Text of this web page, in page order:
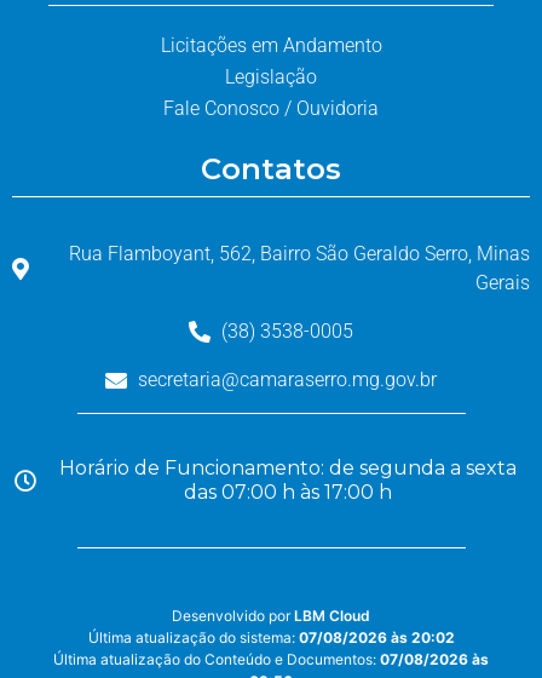
Licitações em Andamento
Legislação
Fale Conosco / Ouvidoria
Contatos
Rua Flamboyant, 562, Bairro São Geraldo Serro, Minas
Gerais
(38) 3538-0005
secretaria@camaraserro.mg.gov.br
Horário de Funcionamento: de segunda a sexta
das 07:00 h às 17:00 h
Desenvolvido porLBM Cloud
Última atualização do sistema: 07/08/2026 às 20:02
Última atualização do Conteúdo e Documentos: 07/08/2026 às